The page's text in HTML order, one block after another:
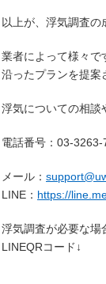
以上が、浮気調査の
業者によって様々で
沿ったプランを提案
浮気についての相談
電話番号： 03-3263-
メール：
LINE ： https://
浮気調査が必要な場
LINEQRコード ↓